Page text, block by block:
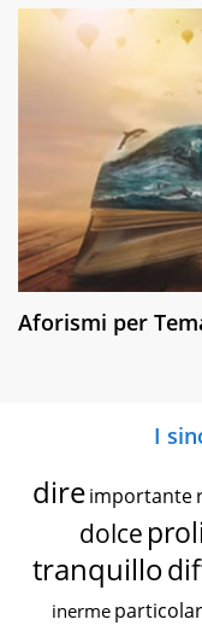
Aforismi per
I
dire importante
dolce
tranquillo
inerme